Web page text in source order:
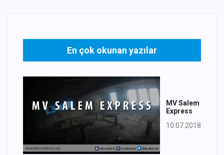
En çok okunan yazılar
MV Salem
Express
10.07.2018